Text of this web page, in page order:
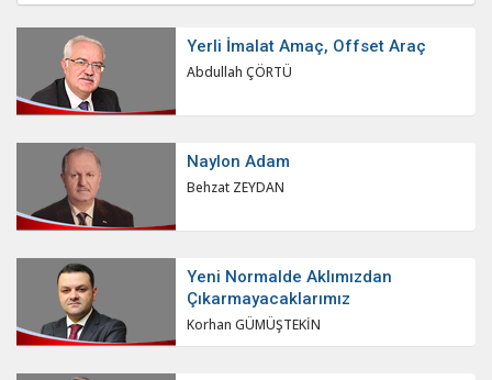
Yerli İmalat Amaç, Offset Araç
Abdullah ÇÖRTÜ
Naylon Adam
Behzat ZEYDAN
Yeni Normalde Aklımızdan
Çıkarmayacaklarımız
Korhan GÜMÜŞTEKİN